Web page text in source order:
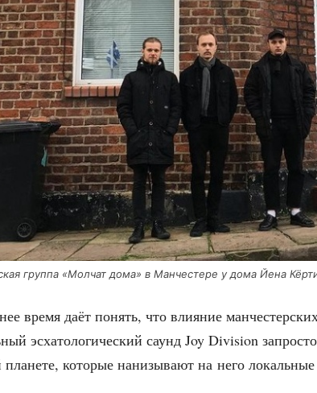
груп­па «Мол­чат дома» в Ман­че­сте­ре у дома Йена
вре­мя даёт понять, что вли­я­ние
эсха­то­ло­ги­че­ский саунд Joy Division
пла­не­те, кото­рые нани­зы­ва­ют на него